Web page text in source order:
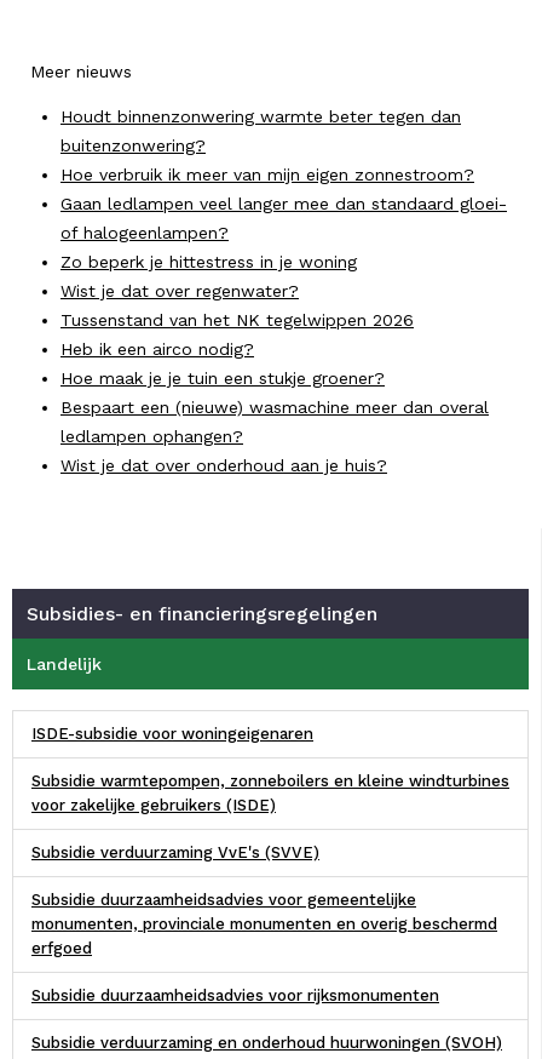
Meer nieuws
Houdt binnenzonwering warmte beter tegen dan
buitenzonwering?
Hoe verbruik ik meer van mijn eigen zonnestroom?
Gaan ledlampen veel langer mee dan standaard gloei-
of halogeenlampen?
Zo beperk je hittestress in je woning
Wist je dat over regenwater?
Tussenstand van het NK tegelwippen 2026
Heb ik een airco nodig?
Hoe maak je je tuin een stukje groener?
Bespaart een (nieuwe) wasmachine meer dan overal
ledlampen ophangen?
Wist je dat over onderhoud aan je huis?
Subsidies- en financieringsregelingen
Landelijk
ISDE-subsidie voor woningeigenaren
Subsidie warmtepompen, zonneboilers en kleine windturbines
voor zakelijke gebruikers (ISDE)
Subsidie verduurzaming VvE's (SVVE)
Subsidie duurzaamheidsadvies voor gemeentelijke
monumenten, provinciale monumenten en overig beschermd
erfgoed
Subsidie duurzaamheidsadvies voor rijksmonumenten
Subsidie verduurzaming en onderhoud huurwoningen (SVOH)